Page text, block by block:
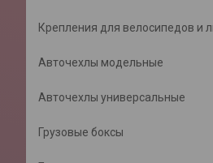
Крепления для велосипедов и
Авточехлы модельные
Авточехлы универсальные
Грузовые боксы